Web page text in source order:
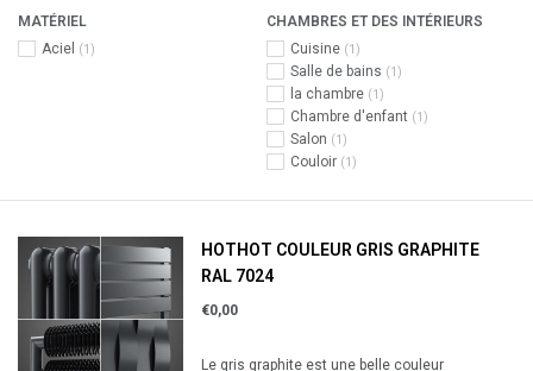
MATÉRIEL
Aciel
(1)
CHAMBRES ET DES INTÉRIEURS
Cuisine (1)
Salle de bains (1)
la chambre (1)
Chambre d'enfant (1)
Salon (1)
Couloir (1)
HOTHOT COULEUR GRIS GRAPHITE
RAL 7024
€0,00
Le gris graphite est une belle couleur